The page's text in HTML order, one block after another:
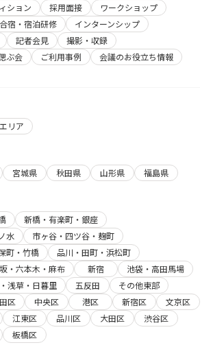
ション 採用面接
ワークショップ
合宿・宿泊研修
インターンシップ
記者会見
撮影・収録
ぶ会
ご利用事例 会議のお役立ち情報
リア
宮城県 秋田県 山形県
福島県
新橋・有楽町・銀座
水
市ヶ谷・四ツ谷・麹町
町・竹橋
品川・田町・浜松町
・六本木・麻布 新宿
池袋・高田馬場
浅草・日暮里 五反田
その他東部
区 中央区 港区 新宿区
文京区
江東区 品川区 大田区
渋谷区
板橋区